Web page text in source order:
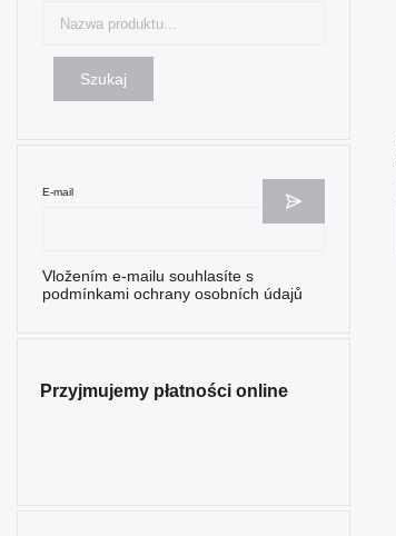
Szukaj
E-mail
Vložením e-mailu souhlasíte s
podmínkami ochrany osobních údajů
Przyjmujemy płatności online